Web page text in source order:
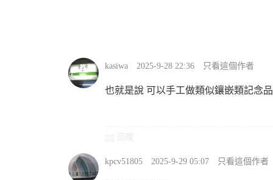
kasiwa 2025-9-28 22:36 只看這個作者
也就是說 可以手工做類似鑲嵌類記念
kpcv51805 2025-9-29 05:07 只看這個作者